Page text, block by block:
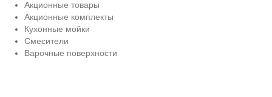
Акционные товары
Акционные комплекты
Кухонные мойки
Смесители
Варочные поверхности